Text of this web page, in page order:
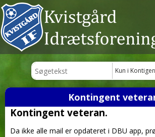
Kun i
Kontingent
Kontingent veteran.
Da ikke alle mail er opdateret i DBU app,